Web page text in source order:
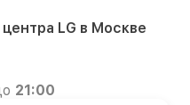
LG в Москве
21:00